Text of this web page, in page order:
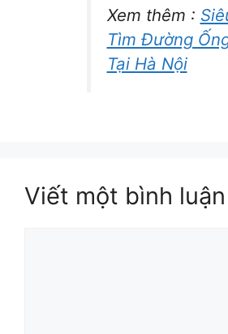
Xem thêm :
Tìm Đường
Tại Hà Nội
Viết một bình luận